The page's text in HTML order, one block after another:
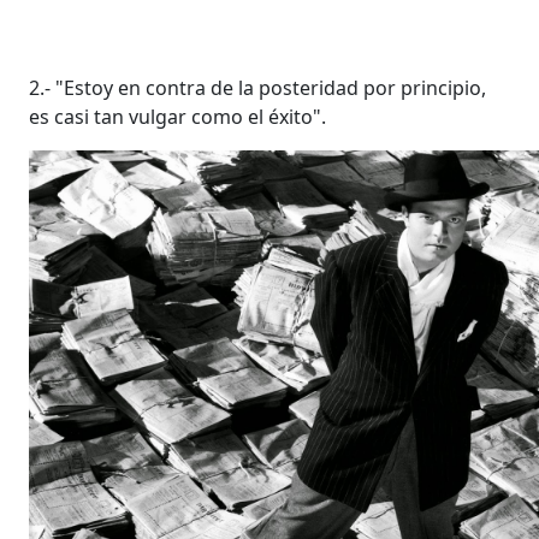
2.- "Estoy en contra de la posteridad por principio,
es casi tan vulgar como el éxito".